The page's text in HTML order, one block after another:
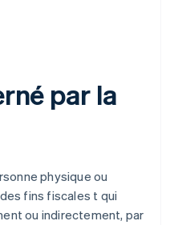
par la
physique ou
fins fiscales t qui
ou indirectement, par